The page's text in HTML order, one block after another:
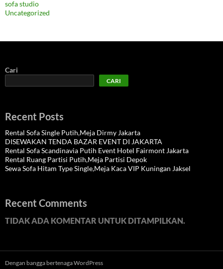
sofa studio
Uncategorized
Cari
CARI
Recent Posts
Rental Sofa Single Putih,Meja Dirmy Jakarta
DISEWAKAN TENDA BAZAR EVENT DI JAKARTA
Rental Sofa Scandinavia Putih Event Hotel Fairmont Jakarta
Rental Ruang Partisi Putih,Meja Partisi Depok
Sewa Sofa Hitam Type Single,Meja Kaca VIP Kuningan Jaksel
Recent Comments
TIDAK ADA KOMENTAR UNTUK DITAMPILKAN.
Dengan bangga bertenaga WordPress